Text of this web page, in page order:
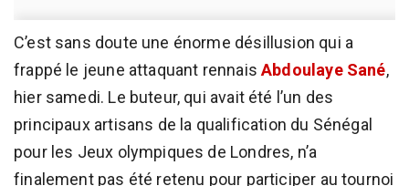
C’est sans doute une énorme désillusion qui a
frappé le jeune attaquant rennaisAbdoulaye Sané,
hier samedi. Le buteur, qui avait été l’un des
principaux artisans de la qualification du Sénégal
pour les Jeux olympiques de Londres, n’a
finalement pas été retenu pour participer au tournoi